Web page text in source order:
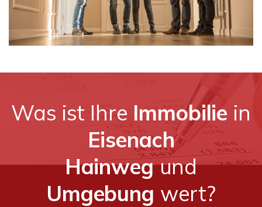
Was ist Ihre Immobilie in
Eisenach
Hainwegund
Umgebung wert?